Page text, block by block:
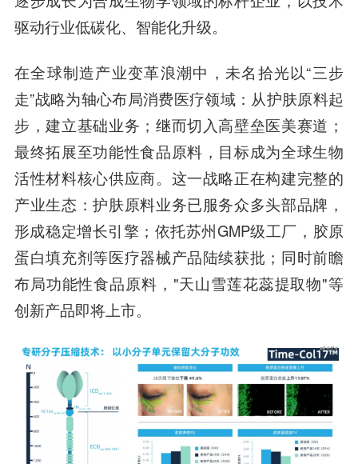
驱动行业低碳化、智能化升级。
在全球制造产业变革浪潮中，未名拾光以“三步
走”战略为轴心布局消费医疗领域： 从护肤原料起
步 ，建立基础业务；继而切入高壁垒医美赛道 ；
最终拓展至功能性食品原料 ，目标成为全球生物
活性材料核心供应商。这一战略正在构建完整的
产业生态：护肤原料业务已服务众多头部品牌，
形成稳定增长引擎；依托苏州GMP级工厂，胶原
蛋白填充剂等医疗器械产品陆续获批；同时前瞻
布局功能性食品原料，"天山雪莲花蕊提取物"等
创新产品即将上市。